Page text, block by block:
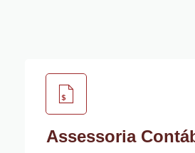
Assessoria